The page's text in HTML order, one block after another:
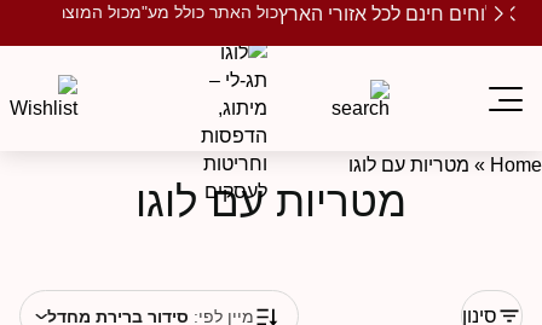
חינם לכל אזורי הארץכול האתר כולל מע"מכול המוצרים
»מטריות עם לוגו
מטריות עם לוגו
סינון מיין לפי:סידור ברירת מחדל